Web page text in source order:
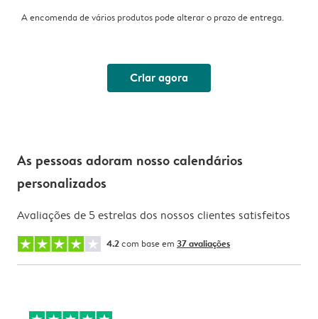
A encomenda de vários produtos pode alterar o prazo de entrega.
Criar agora
As pessoas adoram nosso calendários
personalizados
Avaliações de 5 estrelas dos nossos clientes satisfeitos
4.2com base em 37 avaliações